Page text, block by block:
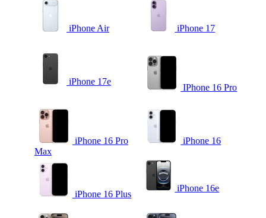
iPhone Air iPhone 17
iPhone 17e
IPhone 16 Pro
iPhone 16 Pro
Max
iPhone 16
iPhone 16 Plus
iPhone 16e